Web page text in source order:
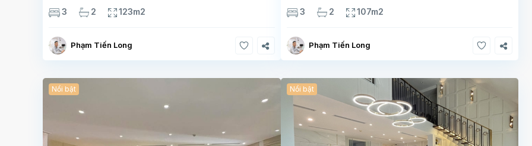
chất lượng cao, sàn gỗ, bếp hiện đại, không gian thoáng
sáng. Thông tin căn hộ: Diện tích:
3 2 123m2
Phạm Tiến Long
tích 107m², thiết kế 3 phòng ngủ – 2 vệ sinh, không gian
rộng thoáng. Căn
3 2 107m2
Phạm Tiến Long
Nổi bật Nổi bật